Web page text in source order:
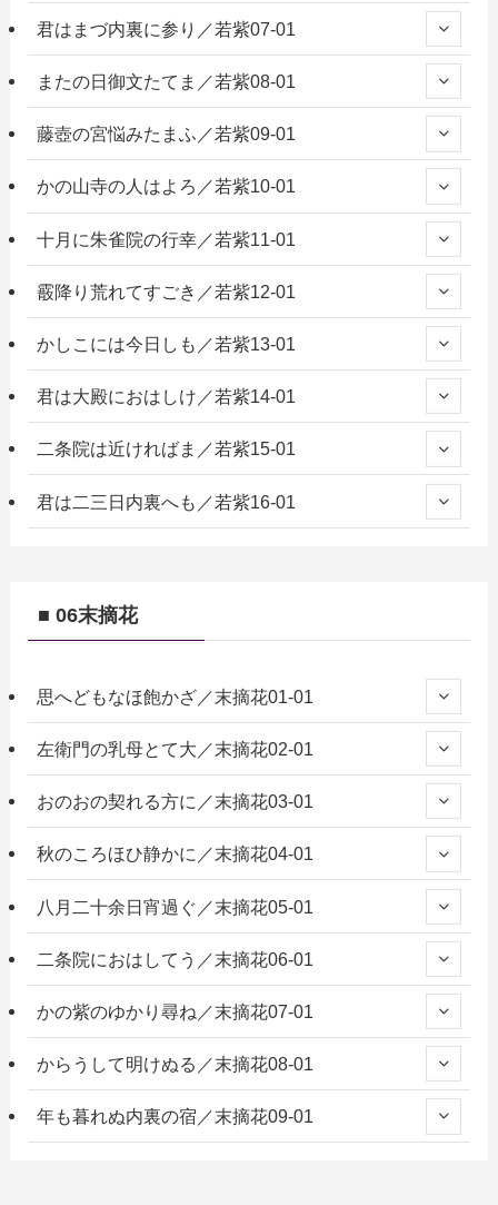
君はまづ内裏に参り／若紫07-01
またの日御文たてま／若紫08-01
藤壺の宮悩みたまふ／若紫09-01
かの山寺の人はよろ／若紫10-01
十月に朱雀院の行幸／若紫11-01
霰降り荒れてすごき／若紫12-01
かしこには今日しも／若紫13-01
君は大殿におはしけ／若紫14-01
二条院は近ければま／若紫15-01
君は二三日内裏へも／若紫16-01
■ 06末摘花
思へどもなほ飽かざ／末摘花01-01
左衛門の乳母とて大／末摘花02-01
おのおの契れる方に／末摘花03-01
秋のころほひ静かに／末摘花04-01
八月二十余日宵過ぐ／末摘花05-01
二条院におはしてう／末摘花06-01
かの紫のゆかり尋ね／末摘花07-01
からうして明けぬる／末摘花08-01
年も暮れぬ内裏の宿／末摘花09-01